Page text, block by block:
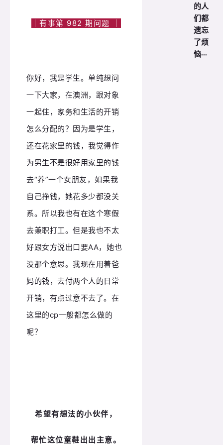
｜有事第 982 期问题 ｜
你好，我是学生。单纯想问
一下大家，在澳洲，跟对象
一起住，家务和生活的开销
怎么分配的？因为是学生，
还在花家里的钱，我觉得作
为男生不是很好用家里的钱
去“养”一个女朋友，如果我
自己挣钱，她花多少都没关
系。所以我也有在这个寒假
去兼职打工。但是我也不太
好跟女方说出口要AA，她也
没那个意思。我现在用着爸
妈的钱，去付两个人的日常
开销，有点过意不去了。在
这里的cp一般都怎么做的
呢？
希望有想法的小伙伴，
帮忙这位童鞋出出主意。
的人
们都
遗忘
了烦
恼···